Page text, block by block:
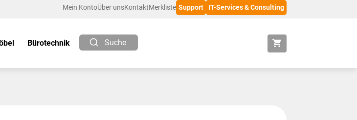
Mein KontoÜber unsKontaktMerkliste Support IT-Services & Consulting
Bürotechnik Suche